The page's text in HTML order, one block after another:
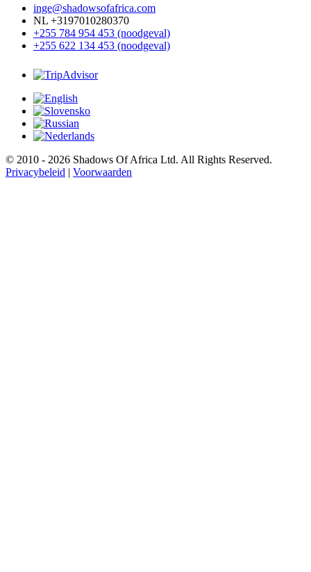
inge@shadowsofafrica.com
NL +3197010280370
+255 784 954 453 (noodgeval)
+255 622 134 453 (noodgeval)
© 2010 - 2026 Shadows Of Africa Ltd. All Rights Reserved.
Privacybeleid | Voorwaarden